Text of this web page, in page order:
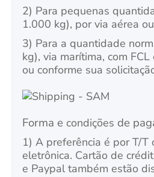
2) Para pequenas
1.000 kg), por via aérea
3) Para a quantidade
kg), via marítima, com FCL
ou conforme sua
Forma e condições de
1) A preferência é por T/T
eletrônica. Cartão de
e Paypal também estão